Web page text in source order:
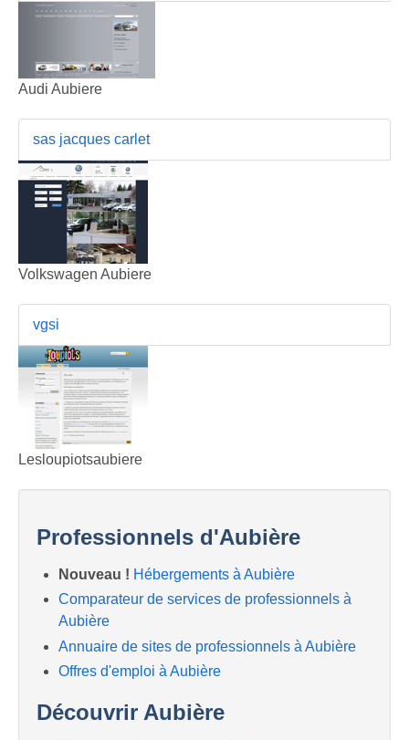
Audi Aubiere
sas jacques carlet
Volkswagen Aubiere
vgsi
Lesloupiotsaubiere
Professionnels d'Aubière
Nouveau ! Hébergements à Aubière
Comparateur de services de professionnels à
Aubière
Annuaire de sites de professionnels à Aubière
Offres d'emploi à Aubière
Découvrir Aubière